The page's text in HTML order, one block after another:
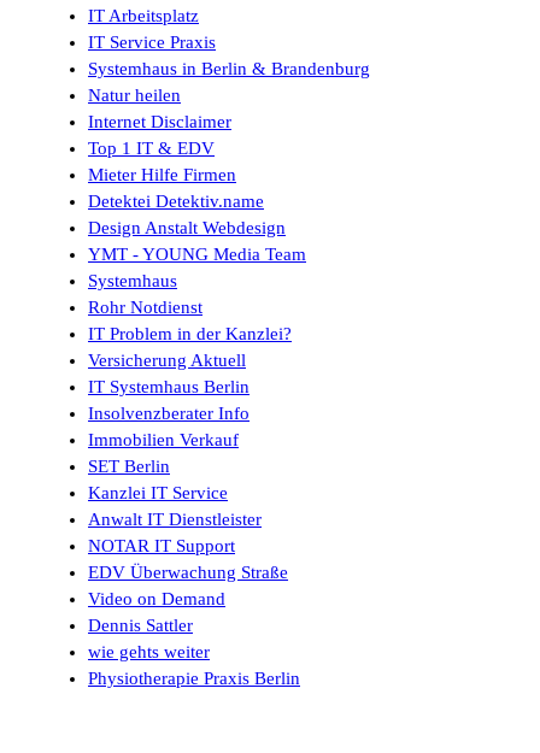
IT Arbeitsplatz
IT Service Praxis
Systemhaus in Berlin & Brandenburg
Natur heilen
Internet Disclaimer
Top 1 IT & EDV
Mieter Hilfe Firmen
Detektei Detektiv.name
Design Anstalt Webdesign
YMT - YOUNG Media Team
Systemhaus
Rohr Notdienst
IT Problem in der Kanzlei?
Versicherung Aktuell
IT Systemhaus Berlin
Insolvenzberater Info
Immobilien Verkauf
SET Berlin
Kanzlei IT Service
Anwalt IT Dienstleister
NOTAR IT Support
EDV Überwachung Straße
Video on Demand
Dennis Sattler
wie gehts weiter
Physiotherapie Praxis Berlin